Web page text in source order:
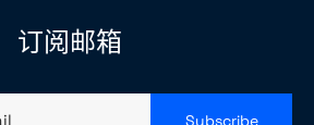
订阅邮箱
Subscribe